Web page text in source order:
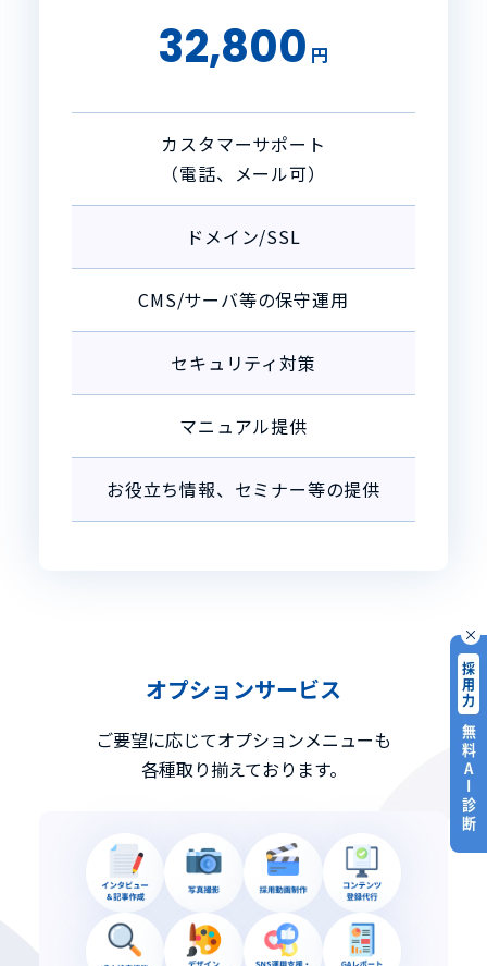
32,800円
カスタマーサポート
（電話、メール可）
ドメイン/SSL
CMS/サーバ等の保守運用
セキュリティ対策
マニュアル提供
お役立ち情報、セミナー等の提供
オプションサービス
ご要望に応じてオプションメニューも
各種取り揃えております。